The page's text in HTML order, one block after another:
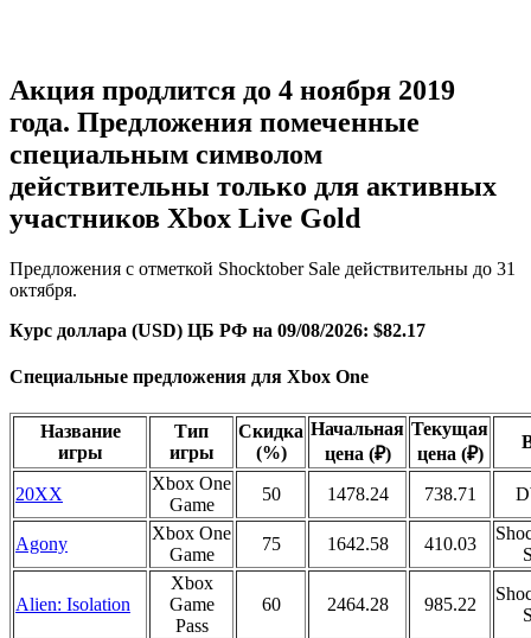
Акция продлится до 4 ноября 2019
года. Предложения помеченные
специальным символом
действительны только для активных
участников Xbox Live Gold
Предложения с отметкой Shocktober Sale действительны до 31
октября.
Курс доллара (USD) ЦБ РФ на 09/08/2026: $82.17
Специальные предложения для Xbox One
Название
игры
Тип
игры
Скидка
(%)
Начальная
цена (₽)
Текущая
цена (₽)
20XX
Xbox One
Game
50 1478.24 738.71
Agony
Xbox One
Game
75 1642.58 410.03
Alien: Isolation
Xbox
Game
Pass
60 2464.28 985.22